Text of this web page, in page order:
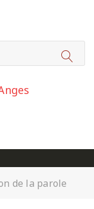
de la parole